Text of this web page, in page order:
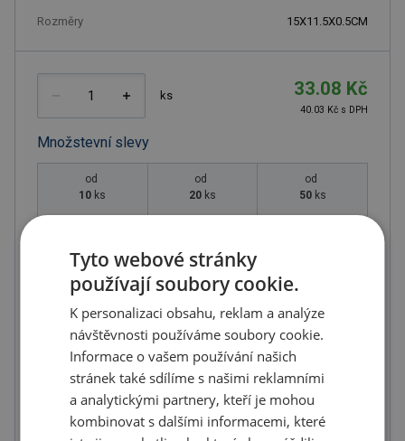
Rozměry 15X11.5X0.5CM
ks 33.08 Kč
40.03 Kč s DPH
Množstevní slevy
od
10 ks
od
20 ks
od
50 ks
od
100 ks
28.12 Kč
(-15.00%)
200 ks
26.46 Kč
(-20.00%)
300
24.81 Kč
(-25.00
od
400 ks
23.16 Kč
Tyto webové stránky
používají soubory cookie.
K personalizaci obsahu, reklam a analýze
návštěvnosti používáme soubory cookie.
Informace o vašem používání našich
stránek také sdílíme s našimi reklamními
a analytickými partnery, kteří je mohou
kombinovat s dalšími informacemi, které